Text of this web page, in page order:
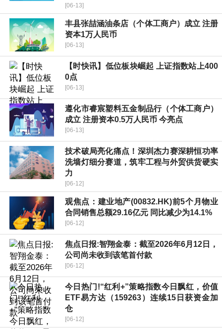
[06-13]
丰县张喆涵油条店（个体工商户）成立 注册
资本1万人民币
[06-13]
【时快讯】低位板块崛起 上证指数站上400
0点
[06-13]
遵化市睿宸塑料五金制品行（个体工商户）
成立 注册资本0.5万人民币 今亮点
[06-13]
技术破局亮化痛点！深圳杰力赛深耕恒功率
洗墙灯细分赛道，筑牢工程与外贸供货硬实
力
[06-12]
观焦点：建业地产(00832.HK)前5个月物业
合同销售总额29.16亿元 同比减少为14.1%
[06-12]
焦点日报:智翔金泰：截至2026年6月12日，
公司尚未收到该笔首付款
[06-12]
今日热门!“红利+”策略指数今日飘红，价值
ETF易方达（159263）连续15日获资金加
仓
[06-12]